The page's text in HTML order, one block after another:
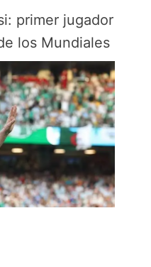
primer jugador
los Mundiales